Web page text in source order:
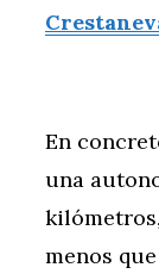
En
una
menos